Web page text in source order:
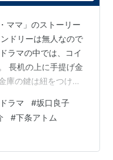
ママ」のストーリー
ドリーは無人なので
ラマの中では、コイ
長机の上に手提げ金
庫の鍵は紐をつけて
量に見合った洗剤を
金を入れて洗ってま
入っているお金の防
ような 感じです。 夜
ラマ #坂口良子
#下条アトム